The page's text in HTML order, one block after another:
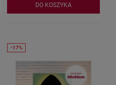
DO KOSZYKA